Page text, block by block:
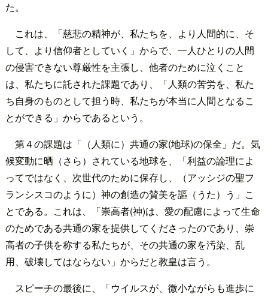
た。
これは、「慈悲の精神が、私たちを、より人間的に、そ
して、より信仰者としていく」からで、一人ひとりの人間
の侵害できない尊厳性を主張し、他者のために泣くこと
は、私たちに託された課題であり、「人類の苦労を、私た
ち自身のものとして担う時、私たちが本当に人間となるこ
とができる」からであるという。
第４の課題は「（人類に）共通の家(地球)の保全」だ。気
候変動に晒（さら）されている地球を、「利益の論理によ
ってではなく、次世代のために保存し、（アッシジの聖フ
ランシスコのように）神の創造の賛美を謳（うた）う」こ
とである。これは、「崇高者(神)は、愛の配慮によって生命
のためである共通の家を提供してくださったのであり、崇
高者の子供を称する私たちが、その共通の家を汚染、乱
用、破壊してはならない」からだと教皇は言う。
スピーチの最後に、「ウイルスが、微小ながらも進歩に